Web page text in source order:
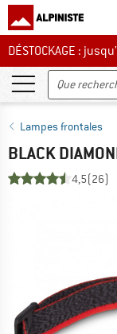
DÉSTOCKAGE :
DÉSTOCKAGE :
Lampes frontales
BLACK
4,5(26)